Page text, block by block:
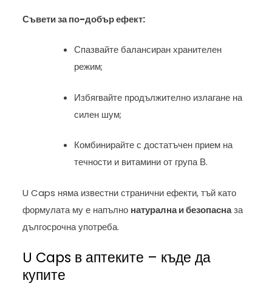
Съвети за по-добър ефект:
Спазвайте балансиран хранителен
режим;
Избягвайте продължително излагане на
силен шум;
Комбинирайте с достатъчен прием на
течности и витамини от група В.
U Caps няма известни странични ефекти, тъй като
формулата му е напълно натурална и безопасназа
дългосрочна употреба.
U Caps в аптеките – къде да
купите